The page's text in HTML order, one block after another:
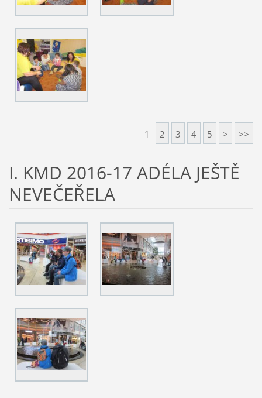
1 2 3 4 5 > >>
I. KMD 2016-17 ADÉLA JEŠTĚ
NEVEČEŘELA